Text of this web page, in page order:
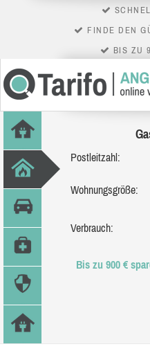
FINDE DEN
BIS ZU
Postleitzahl:
Wohnungsgröße:
Verbrauch:
Bis zu 900 €